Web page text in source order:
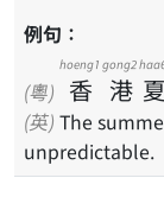
例句：
(粵) 香
hoeng1
港
gong2
夏
(英) The
unpredictable.